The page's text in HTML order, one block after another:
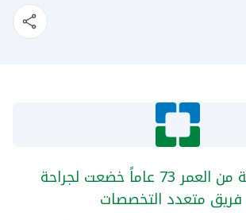
المريضة البالغة من العمر 73 عاماً خضعت لجراحة
فريق متعدد التخصصات